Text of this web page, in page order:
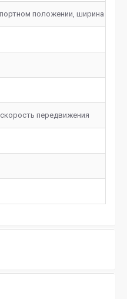
положении, ширина
передвижения